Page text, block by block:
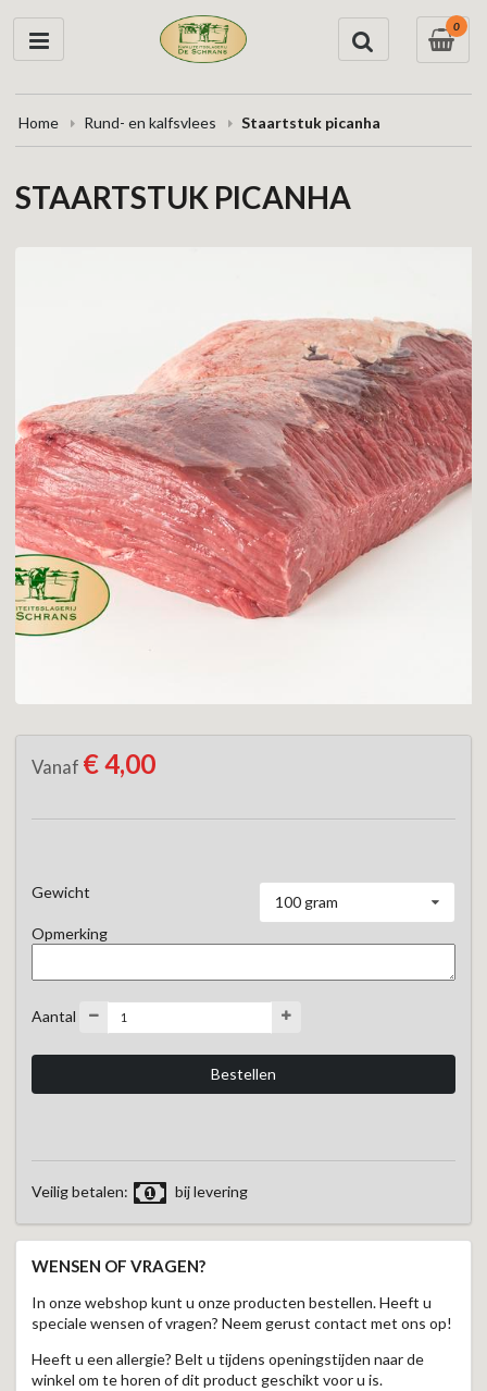
0
Home Rund- en kalfsvlees Staartstuk picanha
STAARTSTUK PICANHA
Vanaf € 4,00
Gewicht
100 gram
Opmerking
Aantal
Veilig betalen: bij levering
WENSEN OF VRAGEN?
In onze webshop kunt u onze producten bestellen. Heeft u
speciale wensen of vragen? Neem gerust contact met ons op!
Heeft u een allergie? Belt u tijdens openingstijden naar de
winkel om te horen of dit product geschikt voor u is.